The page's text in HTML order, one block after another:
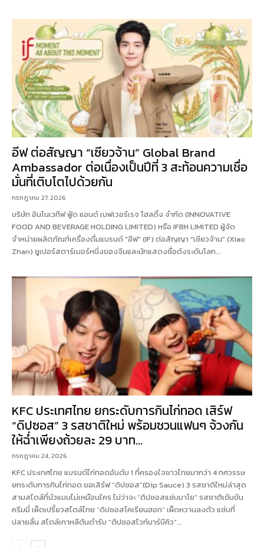
อีฟ ต่อสัญญา “เซียวจ้าน” Global Brand
Ambassador ต่อเนื่องเป็นปีที่ 3 สะท้อนความเชื่อ
มั่นที่เติบโตไปด้วยกัน
กรกฎาคม 27, 2026
บริษัท อินโนเวทีฟ ฟู้ด แอนด์ เบฟเวอร์เรจ โฮลดิ้ง จำกัด (INNOVATIVE
FOOD AND BEVERAGE HOLDING LIMITED) หรือ IFBH LIMITED ผู้จัด
จำหน่ายผลิตภัณฑ์เครื่องดื่มแบรนด์ "อีฟ" (IF) ต่อสัญญา "เซียวจ้าน" (Xiao
Zhan) ซูเปอร์สตาร์เบอร์หนึ่งของจีนและนักแสดงชื่อดังระดับโลก...
KFC ประเทศไทย ยกระดับการกินไก่ทอด เสิร์ฟ
“ดิปซอส” 3 รสชาติใหม่ พร้อมชวนแฟนๆ จ้วงกัน
ให้ฉ่ำเพียงถ้วยละ 29 บาท...
กรกฎาคม 24, 2026
KFC ประเทศไทย แบรนด์ไก่ทอดอันดับ 1 ที่ครองใจชาวไทยมากว่า 4 ทศวรรษ
ยกระดับการกินไก่ทอด ขอเสิร์ฟ “ดิปซอส”(Dip Sauce) 3 รสชาติใหม่ล่าสุด
สามสไตล์ที่นัวแบบไม่เหมือนใคร ไม่ว่าจะ “ดิปซอสแซ่บมาโย” รสชาติเข้มข้น
ครีมมี่ เผ็ดเปรี้ยวสไตล์ไทย “ดิปซอสโคเรียนฮอท” เผ็ดหวานลงตัว แซ่บที่
ปลายลิ้น สไตล์เกาหลีต้นตำรับ “ดิปซอสไวท์บาร์บีคิว”...